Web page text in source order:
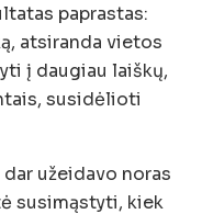
paprastas:
atsiranda vietos
į daugiau laiškų,
susidėlioti
užeidavo noras
susimąstyti, kiek